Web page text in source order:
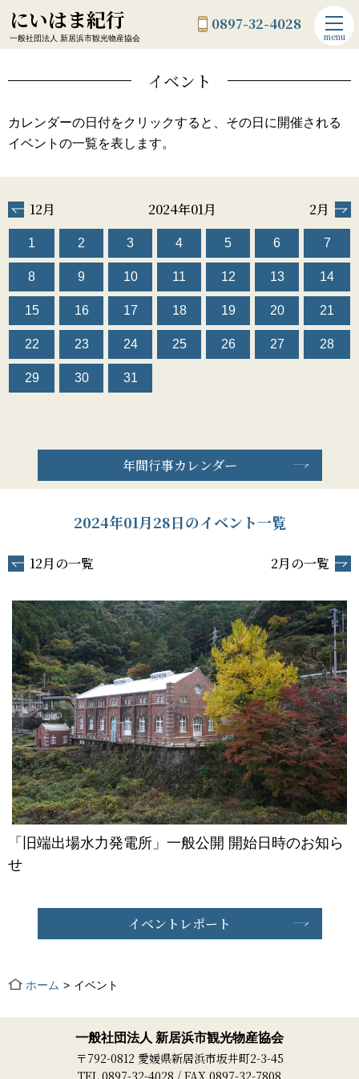
にいはま紀行
一般社団法人 新居浜市観光物産協会
0897-32-4028
menu
イベント
カレンダーの日付をクリックすると、その日に開催される
イベントの一覧を表します。
12月 2024年01月 2月
1 2 3 4 5 6 7
8 9 10 11 12 13 14
15 16 17 18 19 20 21
22 23 24 25 26 27 28
29 30 31
年間行事カレンダー
2024年01月28日のイベント一覧
12月の一覧 2月の一覧
「旧端出場水力発電所」一般公開 開始日時のお知ら
せ
イベントレポート
ホーム イベント
一般社団法人 新居浜市観光物産協会
〒792-0812 愛媛県新居浜市坂井町2-3-45